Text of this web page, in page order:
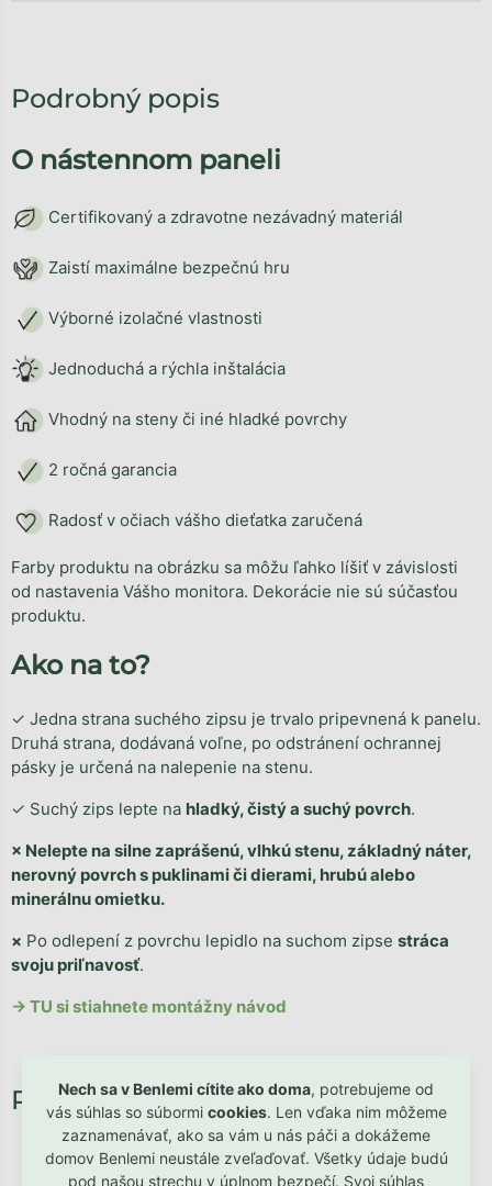
Nech sa v Benlemi cítite ako doma, potrebujeme od
vás súhlas so súbormi cookies. Len vďaka nim môžeme
zaznamenávať, ako sa vám u nás páči a dokážeme
domov Benlemi neustále zveľaďovať. Všetky údaje budú
pod našou strechu v úplnom bezpečí. Svoj súhlas
Podrobný popis
O nástennom paneli
Certifikovaný a zdravotne nezávadný materiál
Zaistí maximálne bezpečnú hru
Výborné izolačné vlastnosti
Jednoduchá a rýchla inštalácia
Vhodný na steny či iné hladké povrchy
2 ročná garancia
Radosť v očiach vášho dieťatka zaručená
Farby produktu na obrázku sa môžu ľahko líšiť v závislosti
od nastavenia Vášho monitora. Dekorácie nie sú súčasťou
produktu.
Ako na to?
✓ Jedna strana suchého zipsu je trvalo pripevnená k panelu.
Druhá strana, dodávaná voľne, po odstránení ochrannej
pásky je určená na nalepenie na stenu.
✓ Suchý zips lepte na hladký, čistý a suchý povrch.
× Nelepte na silne zaprášenú, vlhkú stenu, základný náter,
nerovný povrch s puklinami či dierami, hrubú alebo
minerálnu omietku.
× Po odlepení z povrchu lepidlo na suchom zipse stráca
svoju priľnavosť.
→ TU si stiahnete montážny návod